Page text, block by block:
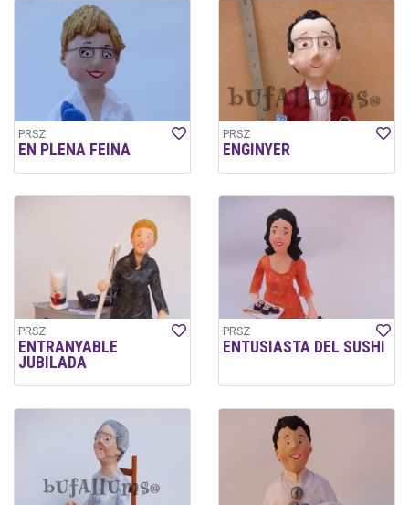
PRSZ
EN PLENA FEINA
PRSZ
ENGINYER
PRSZ
ENTRANYABLE
JUBILADA
PRSZ
ENTUSIASTA DEL SUSHI